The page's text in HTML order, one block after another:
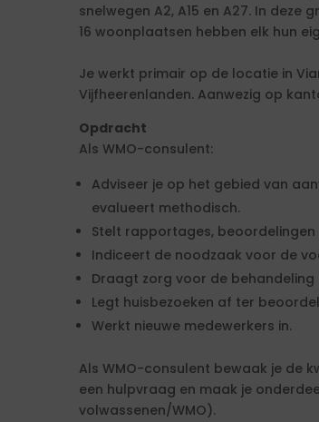
snelwegen A2, A15 en A27. In deze
16 woonplaatsen hebben elk hun
Je werkt primair op de locatie in
Vijfheerenlanden. Aanwezig op
Opdracht
Als WMO-consulent:
Adviseer je op het gebied van
evalueert methodisch.
Stelt rapportages, beoordelingen
Indiceert de noodzaak voor de
Draagt zorg voor de
Legt huisbezoeken af ter
Werkt nieuwe medewerkers in.
Als WMO-consulent bewaak je de
een hulpvraag en maak je
volwassenen/WMO).